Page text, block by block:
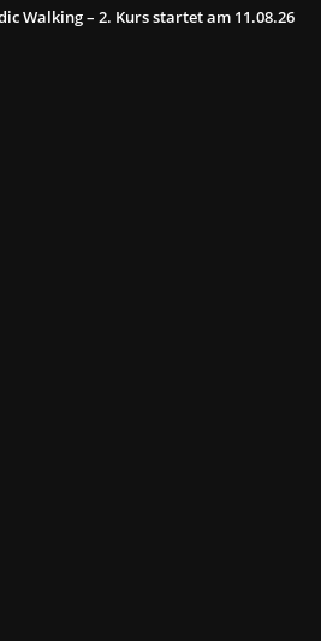
Walking – 2. Kurs startet am 11.08.26